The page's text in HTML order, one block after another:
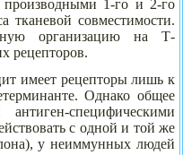
производными 1-го и 2-го
тканевой совместимости.
организацию на Т-
рецепторов.
имеет рецепторы лишь к
Однако общее
специфическими
с одной и той же
у неиммунных людей